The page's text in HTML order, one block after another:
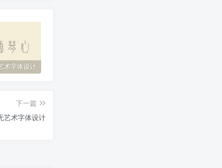
术字体设计
下一篇
艺术字体设计